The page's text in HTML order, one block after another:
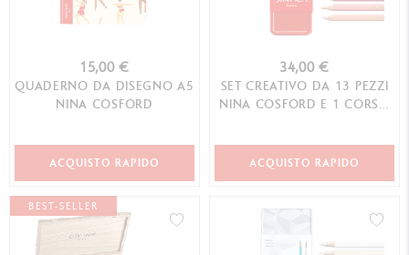
15,00 €
QUADERNO DA DISEGNO A5
NINA COSFORD
ACQUISTO RAPIDO
34,00 €
SET CREATIVO DA 13 PEZZI
NINA COSFORD E 1 CORSO
ACQUISTO RAPIDO
BEST-SELLER